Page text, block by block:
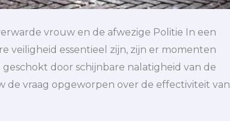
vrouw en de afwezige Politie In een
veiligheid essentieel zijn, zijn er momenten
door schijnbare nalatigheid van de
vraag opgeworpen over de effectiviteit van